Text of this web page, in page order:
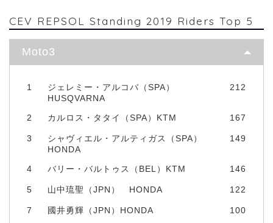
CEV REPSOL Standing 2019 Riders Top 5
Moto3
1
ジェレミー・アルコバ（SPA）
HUSQVARNA
212
2 カルロス・タタイ（SPA）KTM 167
3
シャヴィエル・アルティガス（SPA）
HONDA
149
4 バリー・バルトゥス（BEL）KTM 146
5 山中琉聖（JPN） HONDA 122
7 國井勇輝（JPN）HONDA 100